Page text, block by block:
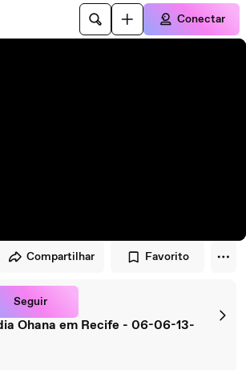
Conectar
Compartilhar Favorito
Seguir
Ohana em Recife - 06-06-13-